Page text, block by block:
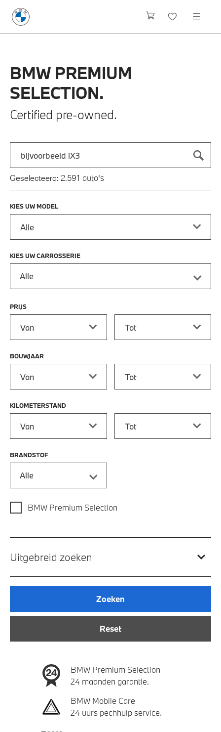
BMW PREMIUM
SELECTION.
Certified pre-owned.
Zoek naar een automodel, bijvoorbeeld 3 Serie M-Sport
Typ een automodel in en druk op enter om te zoeken
Geselecteerd: 2.591 auto's
KIES UW MODEL
KIES UW CARROSSERIE
Alle
PRIJS
BOUWJAAR
KILOMETERSTAND
BRANDSTOF
Alle
BMW Premium Selection
Uitgebreid zoeken
Reset
Zoeken
BMW Premium Selection
24 maanden garantie.
BMW Mobile Care
24 uurs pechhulp service.